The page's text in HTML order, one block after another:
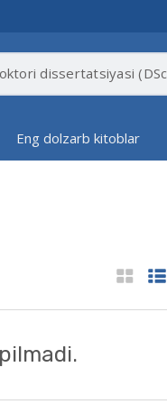
Eng dolzarb kitoblar